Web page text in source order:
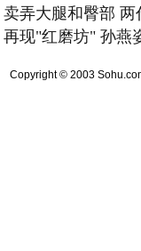
卖弄大腿和臀部
再现"红磨坊" 孙燕
Copyright © 2003